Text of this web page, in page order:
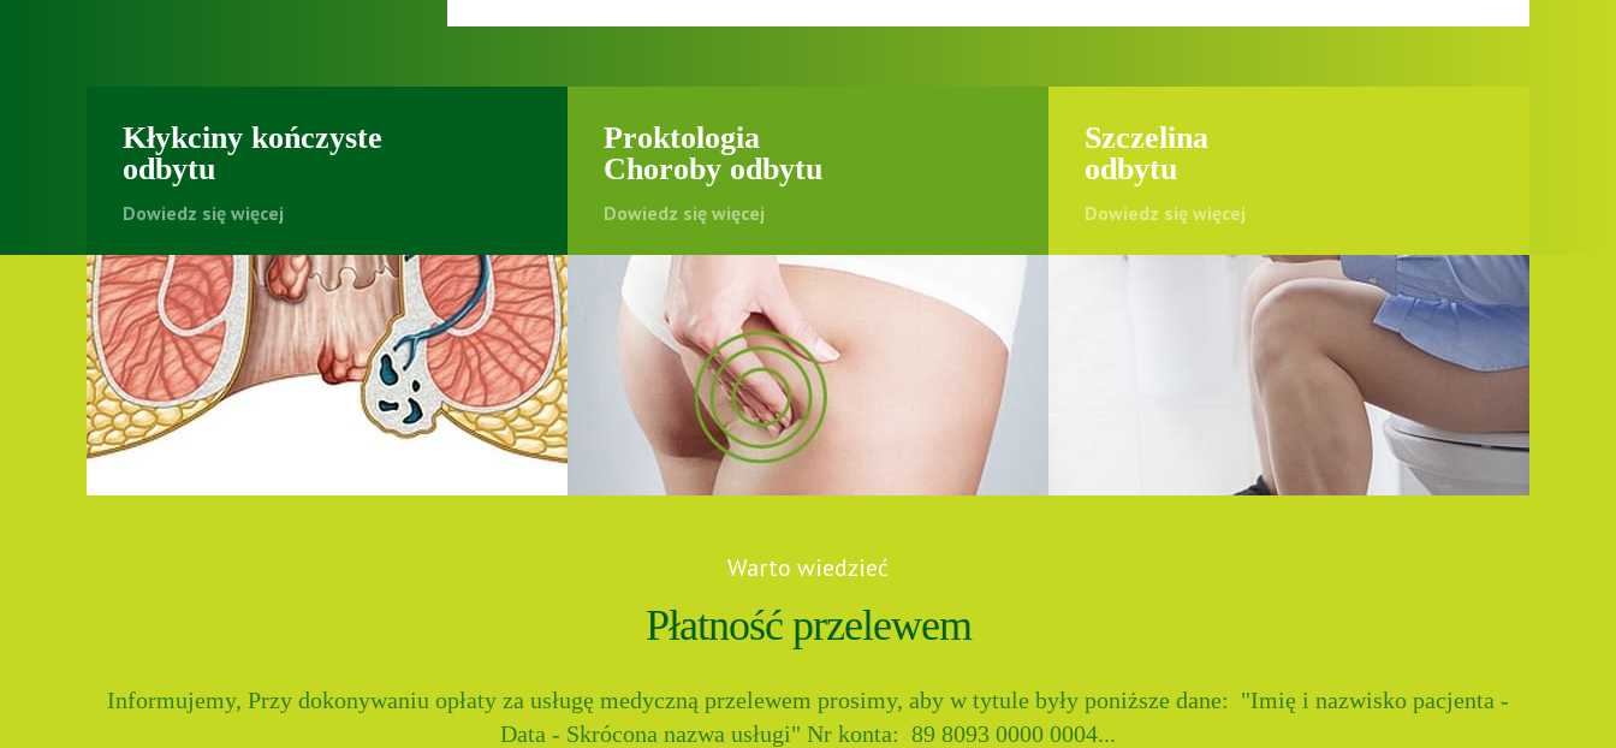
Kłykciny kończyste
odbytu
Dowiedz się więcej
Proktologia
Choroby odbytu
Dowiedz się więcej
Szczelina
odbytu
Dowiedz się więcej
Warto wiedzieć
Płatność przelewem
Informujemy, Przy dokonywaniu opłaty za usługę medyczną przelewem prosimy, aby w tytule były poniższe dane: "Imię i nazwisko pacjenta -
Data - Skrócona nazwa usługi" Nr konta: 89 8093 0000 0004...